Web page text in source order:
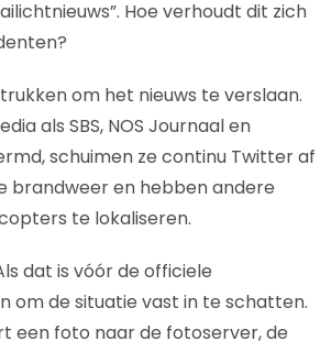
Hoe verhoudt dit zich
om het nieuws te verslaan.
als SBS, NOS Journaal en
schuimen ze continu Twitter af
brandweer en hebben andere
te lokaliseren.
dat is vóór de officiele
om de situatie vast in te schatten.
een foto naar de fotoserver, de